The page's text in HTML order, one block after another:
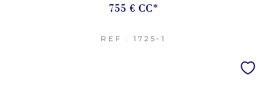
755 € CC*
REF : 1725-1